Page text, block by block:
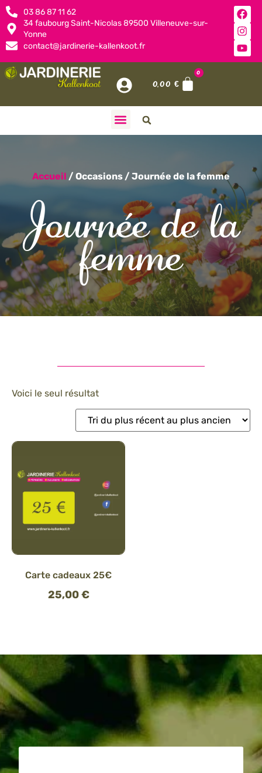
03 86 87 11 62
34 faubourg Saint-Nicolas 89500 Villeneuve-sur-
Yonne
contact@jardinerie-kallenkoot.fr
0,00€
0
Accueil / Occasions / Journée de la femme
Journée de la
femme
Voici le seul résultat
Carte cadeaux 25€
25,00€